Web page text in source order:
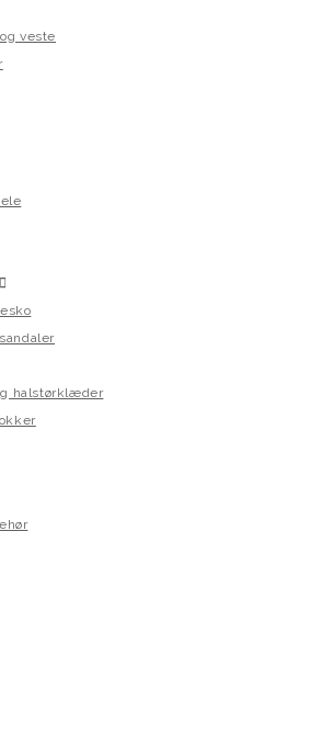
veste
halstørklæder